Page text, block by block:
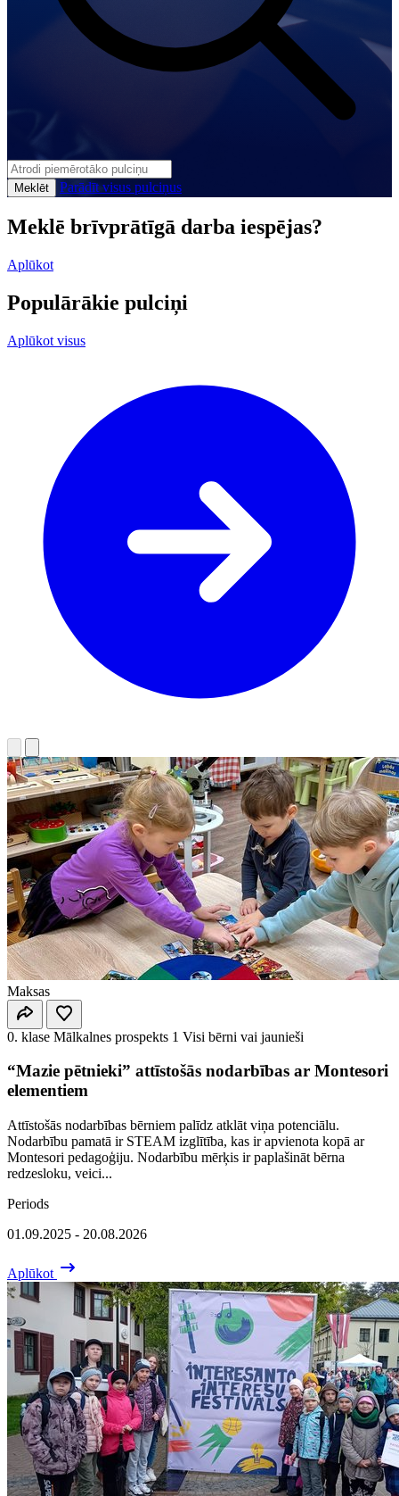
Meklēt Parādīt visus pulciņus
Meklē brīvprātīgā darba iespējas?
Aplūkot
Populārākie pulciņi
Aplūkot visus
Maksas
0. klase Mālkalnes prospekts 1 Visi bērni vai jaunieši
“Mazie pētnieki” attīstošās nodarbības ar Montesori
elementiem
Attīstošās nodarbības bērniem palīdz atklāt viņa potenciālu.
Nodarbību pamatā ir STEAM izglītība, kas ir apvienota kopā ar
Montesori pedagoģiju. Nodarbību mērķis ir paplašināt bērna
redzesloku, veici...
Periods
01.09.2025 - 20.08.2026
Aplūkot